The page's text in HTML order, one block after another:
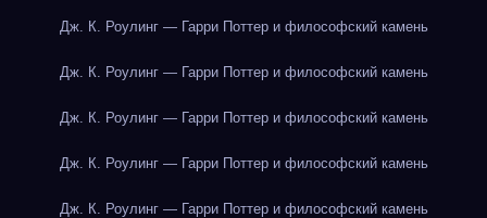
Дж. К. Роулинг — Гарри Поттер и философский камень
Дж. К. Роулинг — Гарри Поттер и философский камень
Дж. К. Роулинг — Гарри Поттер и философский камень
Дж. К. Роулинг — Гарри Поттер и философский камень
Дж. К. Роулинг — Гарри Поттер и философский камень